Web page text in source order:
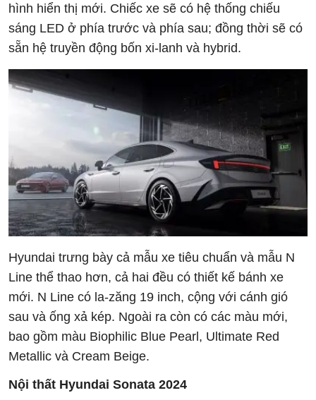
hình hiển thị mới. Chiếc xe sẽ có hệ thống chiếu
sáng LED ở phía trước và phía sau; đồng thời sẽ có
sẵn hệ truyền động bốn xi-lanh và hybrid.
Hyundai trưng bày cả mẫu xe tiêu chuẩn và mẫu N
Line thể thao hơn, cả hai đều có thiết kế bánh xe
mới. N Line có la-zăng 19 inch, cộng với cánh gió
sau và ống xả kép. Ngoài ra còn có các màu mới,
bao gồm màu Biophilic Blue Pearl, Ultimate Red
Metallic và Cream Beige.
Nội thất Hyundai Sonata 2024